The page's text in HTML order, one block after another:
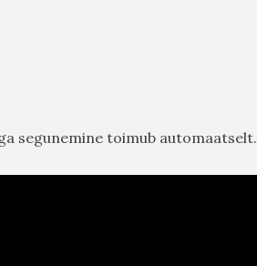
segunemine toimub automaatselt.